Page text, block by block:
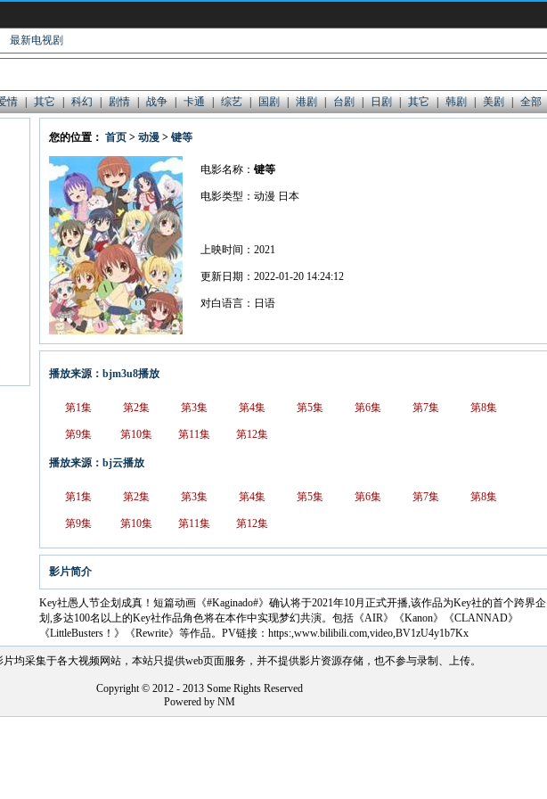
最新电视剧
情 | 其它 | 科幻 | 剧情 | 战争 | 卡通 | 综艺 | 国剧 | 港剧 | 台剧 | 日剧 | 其它 | 韩剧 | 美剧 | 全部
您的位置： 首页 > 动漫 > 键等
电影名称： 键等
电影类型：动漫 日本
上映时间：2021
更新日期：2022-01-20 14:24:12
对白语言：日语
播放来源：bjm3u8播放
第1集 第2集 第3集 第4集 第5集 第6集 第7集 第8集
第9集 第10集 第11集 第12集
播放来源：bj云播放
第1集 第2集 第3集 第4集 第5集 第6集 第7集 第8集
第9集 第10集 第11集 第12集
影片简介
Key社愚人节企划成真！短篇动画《#Kaginado#》确认将于2021年10月正式开播,该作品为Key社的首个跨界企
划,多达100名以上的Key社作品角色将在本作中实现梦幻共演。包括《AIR》《Kanon》《CLANNAD》
《LittleBusters！》《Rewrite》等作品。PV链接：https:,www.bilibili.com,video,BV1zU4y1b7Kx
均采集于各大视频网站，本站只提供web页面服务，并不提供影片资源存储，也不参与录制、上传。
Copyright © 2012 - 2013 Some Rights Reserved
Powered by NM